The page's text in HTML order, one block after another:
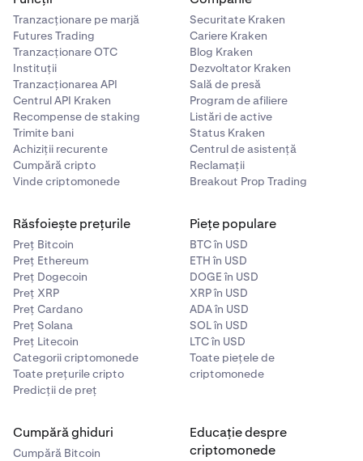
Tranzacționare pe marjă
Futures Trading
Tranzacționare OTC
Instituții
Tranzacționarea API
Centrul API Kraken
Recompense de staking
Trimite bani
Achiziții recurente
Cumpără cripto
Vinde criptomonede
Securitate Kraken
Cariere Kraken
Blog Kraken
Dezvoltator Kraken
Sală de presă
Program de afiliere
Listări de active
Status Kraken
Centrul de asistență
Reclamații
Breakout Prop Trading
Răsfoiește prețurile
Preț Bitcoin
Preț Ethereum
Preț Dogecoin
Preț XRP
Preț Cardano
Preț Solana
Preț Litecoin
Categorii criptomonede
Toate prețurile cripto
Predicții de preț
Piețe populare
BTC în USD
ETH în USD
DOGE în USD
XRP în USD
ADA în USD
SOL în USD
LTC în USD
Toate piețele de
criptomonede
Cumpără ghiduri
Cumpără Bitcoin
Educație despre
criptomonede